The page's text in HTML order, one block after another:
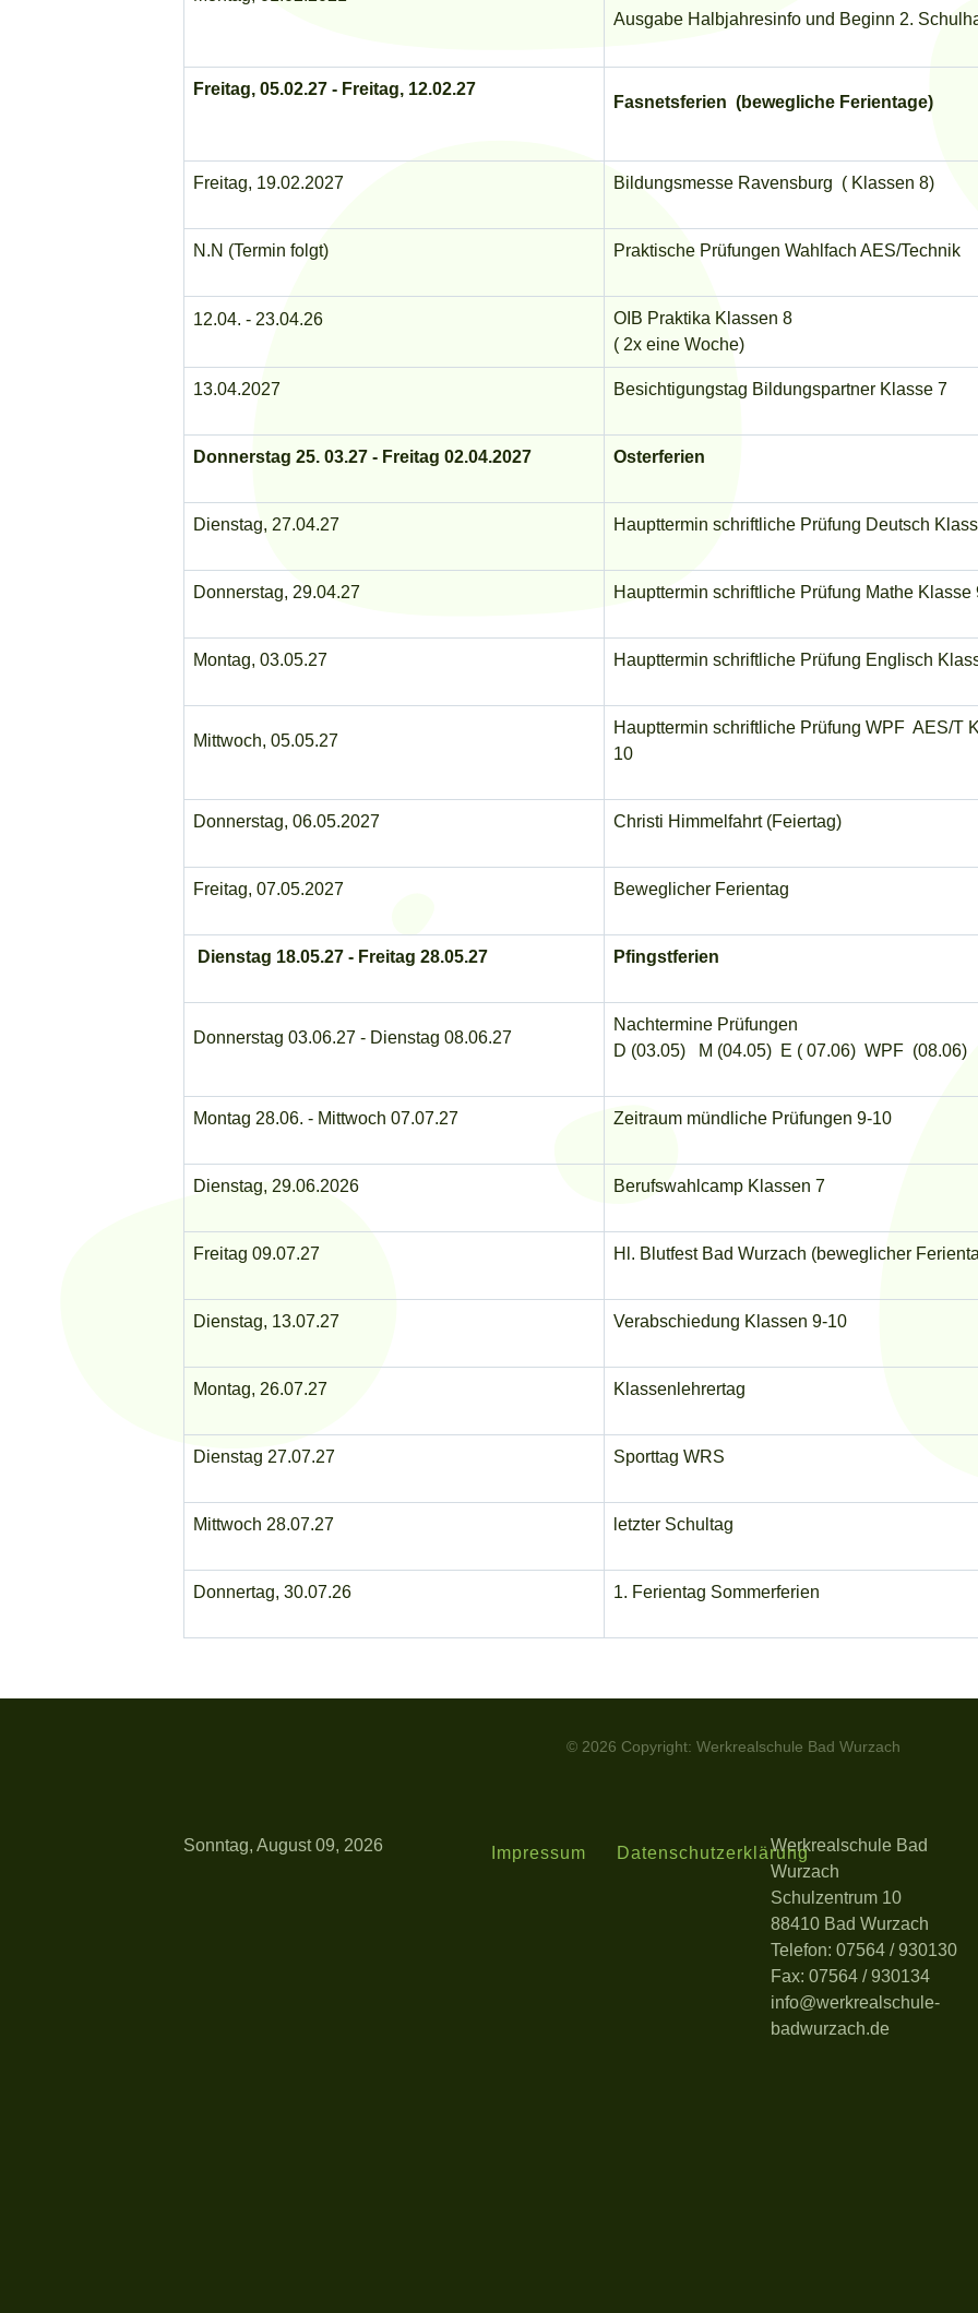
Ausgabe Halbjahresinfo und Beginn 2.
Freitag, 05.02.27 - Freitag, 12.02.27
Fasnetsferien (bewegliche Ferientage)
Freitag, 19.02.2027 Bildungsmesse Ravensburg ( Klassen 8)
N.N (Termin folgt) Praktische Prüfungen Wahlfach AES/Technik
12.04. - 23.04.26
OIB Praktika Klassen 8
( 2x eine Woche)
13.04.2027 Besichtigungstag Bildungspartner Klasse 7
Donnerstag 25. 03.27 - Freitag 02.04.2027 Osterferien
Dienstag, 27.04.27 Haupttermin schriftliche Prüfung Deutsch
Donnerstag, 29.04.27 Haupttermin schriftliche Prüfung Mathe Klasse
Montag, 03.05.27 Haupttermin schriftliche Prüfung Englisch
Mittwoch, 05.05.27
Haupttermin schriftliche Prüfung WPF AES/T
10
Donnerstag, 06.05.2027 Christi Himmelfahrt (Feiertag)
Freitag, 07.05.2027 Beweglicher Ferientag
Dienstag 18.05.27 - Freitag 28.05.27 Pfingstferien
Donnerstag 03.06.27 - Dienstag 08.06.27
Nachtermine Prüfungen
D (03.05) M (04.05) E ( 07.06) WPF (08.06)
Montag 28.06. - Mittwoch 07.07.27 Zeitraum mündliche Prüfungen 9-10
Dienstag, 29.06.2026 Berufswahlcamp Klassen 7
Freitag 09.07.27 Hl. Blutfest Bad Wurzach (beweglicher
Dienstag, 13.07.27 Verabschiedung Klassen 9-10
Montag, 26.07.27 Klassenlehrertag
Dienstag 27.07.27 Sporttag WRS
Mittwoch 28.07.27 letzter Schultag
Donnertag, 30.07.26 1. Ferientag Sommerferien
© 2026 Copyright: Werkrealschule Bad Wurzach
Sonntag, August 09, 2026 Impressum DatenschutzerklärungWerkrealschule Bad
Wurzach
Schulzentrum 10
88410 Bad Wurzach
Telefon: 07564 / 930130
Fax: 07564 / 930134
info@werkrealschule-
badwurzach.de